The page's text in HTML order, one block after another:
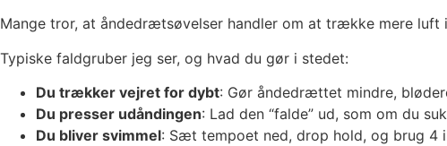
Mange tror, at åndedrætsøvelser handler om at trække mere
Typiske faldgruber jeg ser, og hvad du gør i stedet:
Du trækker vejret for dybt: Gør åndedrættet mindre,
Du presser udåndingen: Lad den “falde” ud, som om du
Du bliver svimmel: Sæt tempoet ned, drop hold, og brug 4